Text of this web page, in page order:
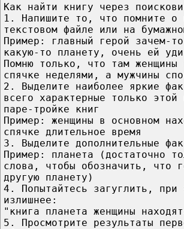
Как найти книгу через
1. Напишите то, что помните о
текстовом файле или на
Пример: главный герой зачем-
какую-то планету, очень ей
Помню только, что там женщины
спячке неделями, а мужчины
2. Выделите наиболее яркие
всего характерные только
паре-тройке книг
Пример: женщины в основном
спячке длительное время
3. Выделите дополнительные
Пример: планета (достаточно
слова, чтобы обозначить, что
другую планету)
4. Попытайтесь загуглить, при
излишнее:
"книга планета женщины
5. Просмотрите результаты